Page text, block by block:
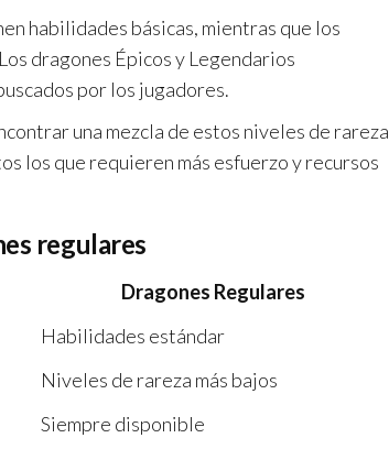
habilidades básicas, mientras que los
dragones Épicos y Legendarios
por los jugadores.
una mezcla de estos niveles de rareza
los que requieren más esfuerzo y recursos
regulares
Dragones Regulares
Habilidades estándar
Niveles de rareza más bajos
Siempre disponible